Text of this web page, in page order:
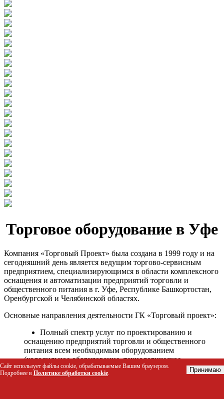
Торговое оборудование в Уфе
Компания «Торговый Проект» была создана в 1999 году и на
сегодняшний день является ведущим торгово-сервисным
предприятием, специализирующимся в области комплексного
оснащения и автоматизации предприятий торговли и
общественного питания в г. Уфе, Республике Башкортостан,
Оренбургской и Челябинской областях.
Основные направления деятельности ГК «Торговый проект»:
Полный спектр услуг по проектированию и
оснащению предприятий торговли и общественного
питания всем необходимым оборудованием
(холодильное оборудование, технологическое
оборудование, стеллажное оборудование и т.д.);
Автоматизация торговых процессов и внедрения
Сайт использует файлы cookie, обрабатываемые Вашим браузером.
Подробнее в Политике обработки cookie. Принимаю